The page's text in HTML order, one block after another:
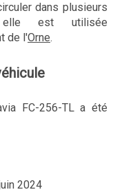
dans plusieurs
elle est utilisée
de l'Orne.
FC-256-TL a été
2024